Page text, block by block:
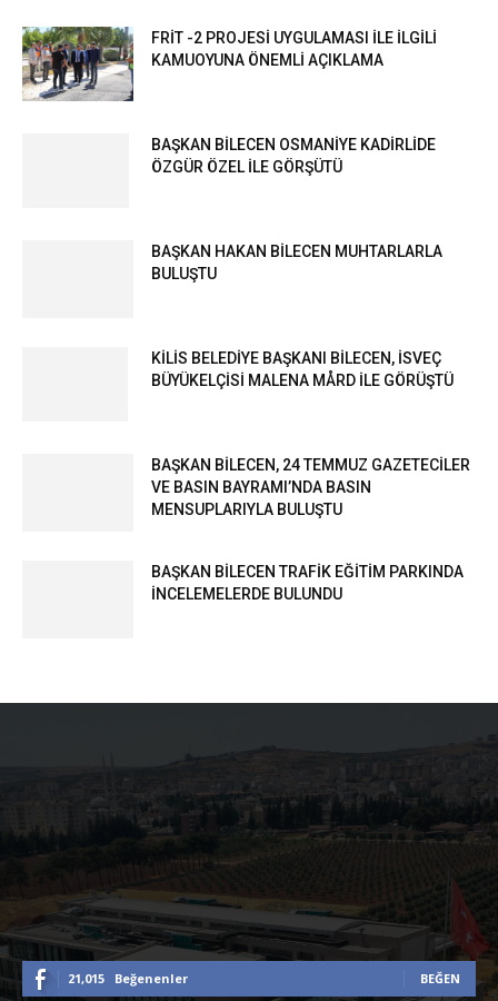
FRİT -2 PROJESİ UYGULAMASI İLE İLGİLİ
KAMUOYUNA ÖNEMLİ AÇIKLAMA
BAŞKAN BİLECEN OSMANİYE KADİRLİDE
ÖZGÜR ÖZEL İLE GÖRŞÜTÜ
BAŞKAN HAKAN BİLECEN MUHTARLARLA
BULUŞTU
KİLİS BELEDİYE BAŞKANI BİLECEN, İSVEÇ
BÜYÜKELÇİSİ MALENA MÅRD İLE GÖRÜŞTÜ
BAŞKAN BİLECEN, 24 TEMMUZ GAZETECİLER
VE BASIN BAYRAMI’NDA BASIN
MENSUPLARIYLA BULUŞTU
BAŞKAN BİLECEN TRAFİK EĞİTİM PARKINDA
İNCELEMELERDE BULUNDU
21,015 Beğenenler BEĞEN